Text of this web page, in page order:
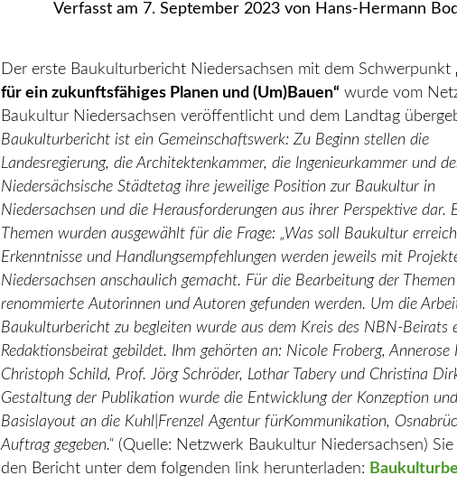
Verfasst am 7. September 2023von Hans-Hermann
Der erste Baukulturbericht Niedersachsen mit dem Schwerpunkt
für ein zukunftsfähiges Planen und (Um)Bauen“ wurde vom
Baukultur Niedersachsen veröffentlicht und dem Landtag
Baukulturbericht ist ein Gemeinschaftswerk: Zu Beginn stellen die
Landesregierung, die Architektenkammer, die Ingenieurkammer und
Niedersächsische Städtetag ihre jeweilige Position zur Baukultur in
Niedersachsen und die Herausforderungen aus ihrer Perspektive dar.
Themen wurden ausgewählt für die Frage: „Was soll Baukultur
Erkenntnisse und Handlungsempfehlungen werden jeweils mit
Niedersachsen anschaulich gemacht. Für die Bearbeitung der
renommierteAutorinnen und Autoren gefunden werden. Um die
Baukulturbericht zu begleiten wurde aus dem Kreis des NBN-Beirats
Redaktionsbeirat gebildet. Ihm gehörten an: Nicole Froberg, Annerose
Christoph Schild, Prof. Jörg Schröder, Lothar Tabery und Christina
Gestaltung der Publikation wurde die Entwicklung der Konzeption
Basislayout an die Kuhl|Frenzel Agentur fürKommunikation,
Auftrag gegeben.“ (Quelle: Netzwerk Baukultur Niedersachsen) Sie
den Bericht unter dem folgenden link herunterladen: